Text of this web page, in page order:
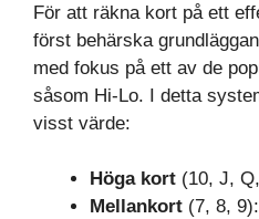
För att räkna kort på ett
först behärska
med fokus på ett av de
såsom Hi-Lo. I detta
visst värde:
Höga kort (10, J,
Mellankort (7, 8,